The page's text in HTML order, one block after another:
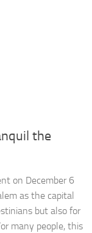
the
on December 6
as the capital
but also for
many people, this